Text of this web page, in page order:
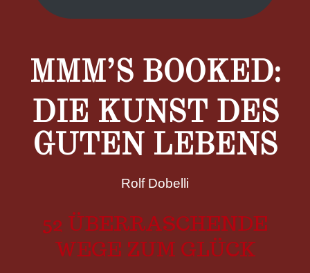
MMM’S BOOKED:
DIE KUNST DES
GUTEN LEBENS
Rolf Dobelli
52 ÜBERRASCHENDE
WEGE ZUM GLÜCK